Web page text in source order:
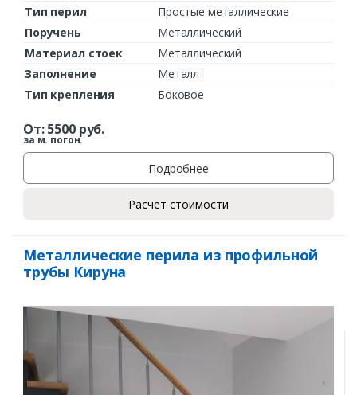
Тип перил
Простые металлические
Поручень
Металлический
Материал стоек
Металлический
Заполнение
Металл
Тип крепления
Боковое
От:5500руб.
за м. погон.
Подробнее
Расчет стоимости
Металлические перила из профильной
трубы Кируна